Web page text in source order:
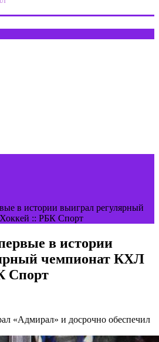
в истории выиграл регулярный
:: РБК Спорт
в истории
чемпионат КХЛ
Спорт
«Адмирал» и досрочно обеспечил